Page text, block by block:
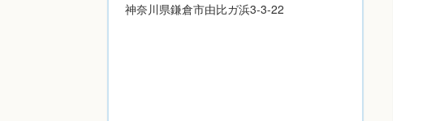
神奈川県鎌倉市由比ガ浜3-3-22